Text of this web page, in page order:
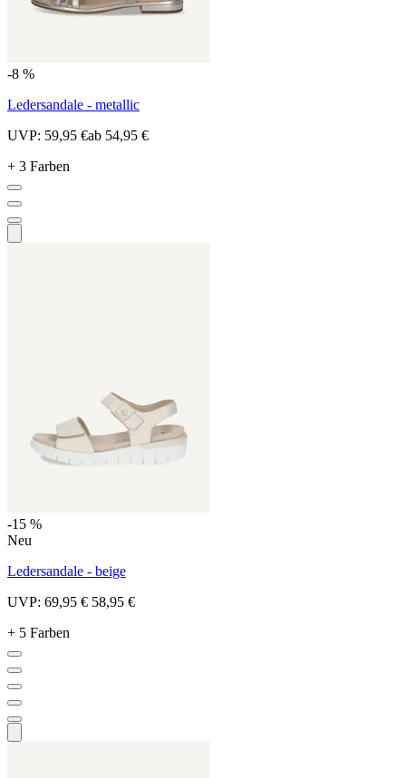
-8 %
Ledersandale - metallic
UVP: 59,95 €ab 54,95 €
+ 3 Farben
-15 %
Neu
Ledersandale - beige
UVP: 69,95 € 58,95 €
+ 5 Farben